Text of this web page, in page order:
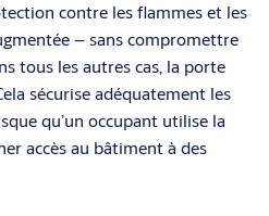
contre les flammes et les
– sans compromettre
tous les autres cas, la porte
sécurise adéquate­ment les
qu’un occupant utilise la
accès au bâtiment à des